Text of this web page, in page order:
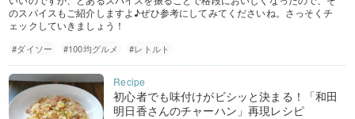
のスパイスもご紹介しますよ♪ぜひ参考にしてみてくださいね。さっそくチ
ェックしていきましょう！
#ダイソー #100均グルメ #レトルト
初心者でも味付けがビシッと決まる！「和田
明日香さんのチャーハン」再現レシピ